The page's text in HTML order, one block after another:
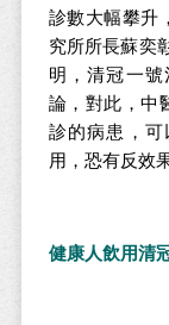
診數大幅攀升
究所所長蘇奕
明，清冠一
論，對此，中
診的病患，
用，恐有反效果
健康人飲用清